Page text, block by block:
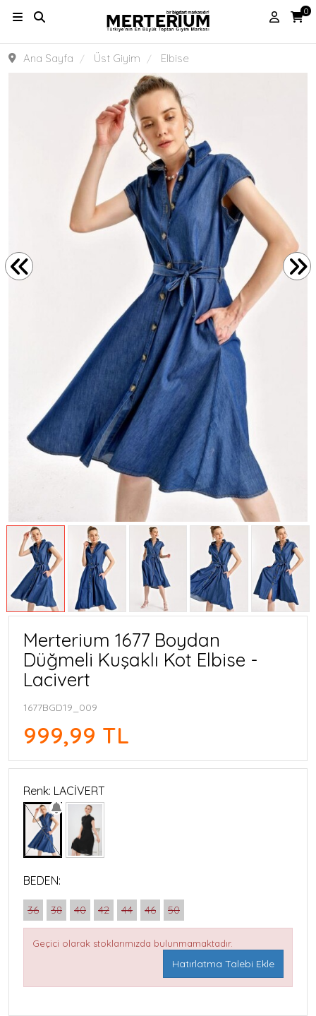
0
Ana Sayfa Üst Giyim Elbise
Merterium 1677 Boydan
Düğmeli Kuşaklı Kot Elbise -
Lacivert
1677BGD19_009
999,99 TL
Renk: LACİVERT
BEDEN:
36 38 40 42 44 46 50
Geçici olarak stoklarımızda bulunmamaktadır.
Hatırlatma Talebi Ekle